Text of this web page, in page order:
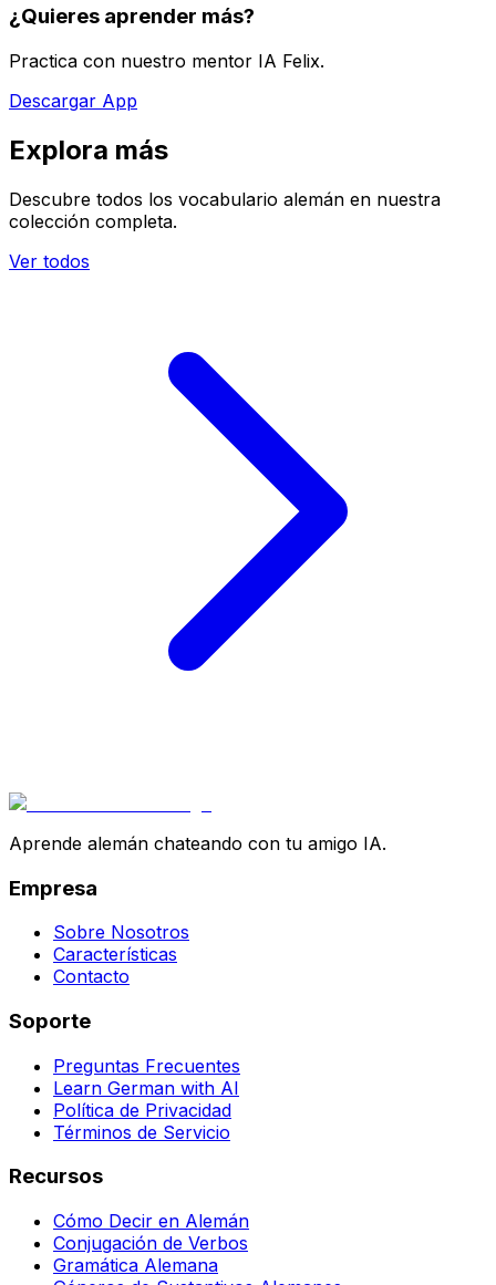
¿Quieres aprender más?
Practica con nuestro mentor IA Felix.
Descargar App
Explora más
Descubre todos los vocabulario alemán en nuestra
colección completa.
Ver todos
Aprende alemán chateando con tu amigo IA.
Empresa
Sobre Nosotros
Características
Contacto
Soporte
Preguntas Frecuentes
Learn German with AI
Política de Privacidad
Términos de Servicio
Recursos
Cómo Decir en Alemán
Conjugación de Verbos
Gramática Alemana